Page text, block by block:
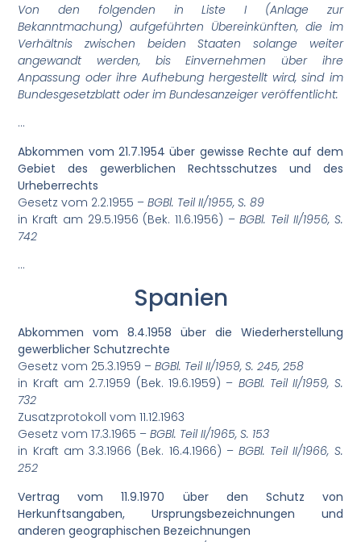
Von den folgenden in Liste I (Anlage zur
Bekanntmachung) aufgeführten Übereinkünften, die im
Verhältnis zwischen beiden Staaten solange weiter
angewandt werden, bis Einvernehmen über ihre
Anpassung oder ihre Aufhebung hergestellt wird, sind im
Bundesgesetzblatt oder im Bundesanzeiger veröffentlicht:
…
Abkommen vom 21.7.1954 über gewisse Rechte auf dem
Gebiet des gewerblichen Rechtsschutzes und des
Urheberrechts
Gesetz vom 2.2.1955 –BGBl. Teil II/1955, S. 89
in Kraft am 29.5.1956 (Bek. 11.6.1956) –BGBl. Teil II/1956, S.
742
…
Spanien
Abkommen vom 8.4.1958 über die Wiederherstellung
gewerblicher Schutzrechte
Gesetz vom 25.3.1959 –BGBl. Teil II/1959, S. 245, 258
in Kraft am 2.7.1959 (Bek. 19.6.1959) – BGBl. Teil II/1959, S.
732
Zusatzprotokoll vom 11.12.1963
Gesetz vom 17.3.1965 –BGBl. Teil II/1965, S. 153
in Kraft am 3.3.1966 (Bek. 16.4.1966) – BGBl. Teil II/1966, S.
252
Vertrag vom 11.9.1970 über den Schutz von
Herkunftsangaben, Ursprungsbezeichnungen und
anderen geographischen Bezeichnungen